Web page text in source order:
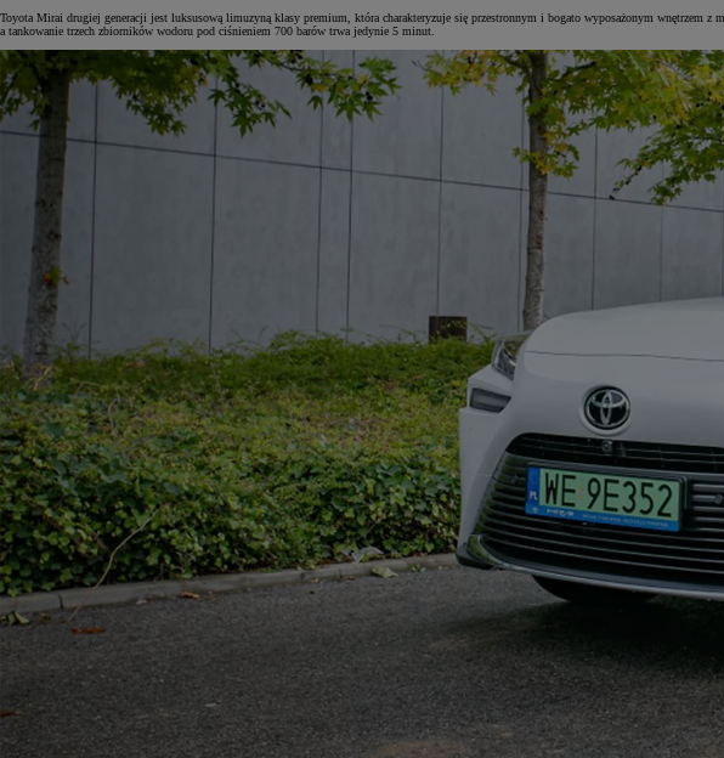
Od
Corolla Hatchback
HYBRID
Toyota Mirai drugiej generacji jest luksusową limuzyną klasy premium, która charakteryzuje się przestronnym i bogato wyposażonym wnętrzem
a tankowanie trzech zbiorników wodoru pod ciśnieniem 700 barów trwa jedynie 5 minut.